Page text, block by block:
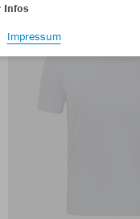
Infos
Impressum